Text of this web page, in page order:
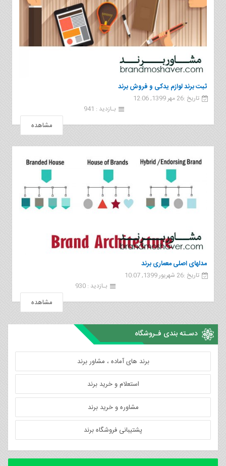
ثبت برند لوازم یدکی و فروش برند
تاریخ :26 مهر 1399, 12:06
بـازدید : 941
مشاهده
مدلهای اصلی معماری برند
تاریخ :26 شهریور 1399, 10:07
بـازدید : 930
مشاهده
دسـته بندی فـروشگاه
برند های آماده ، مشاور برند
استعلام و خرید برند
مشاوره و خرید برند
پشتیبانی فروشگاه برند